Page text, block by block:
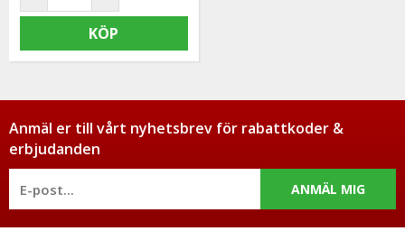
KÖP
Anmäl er till vårt nyhetsbrev för rabattkoder &
erbjudanden
ANMÄL MIG